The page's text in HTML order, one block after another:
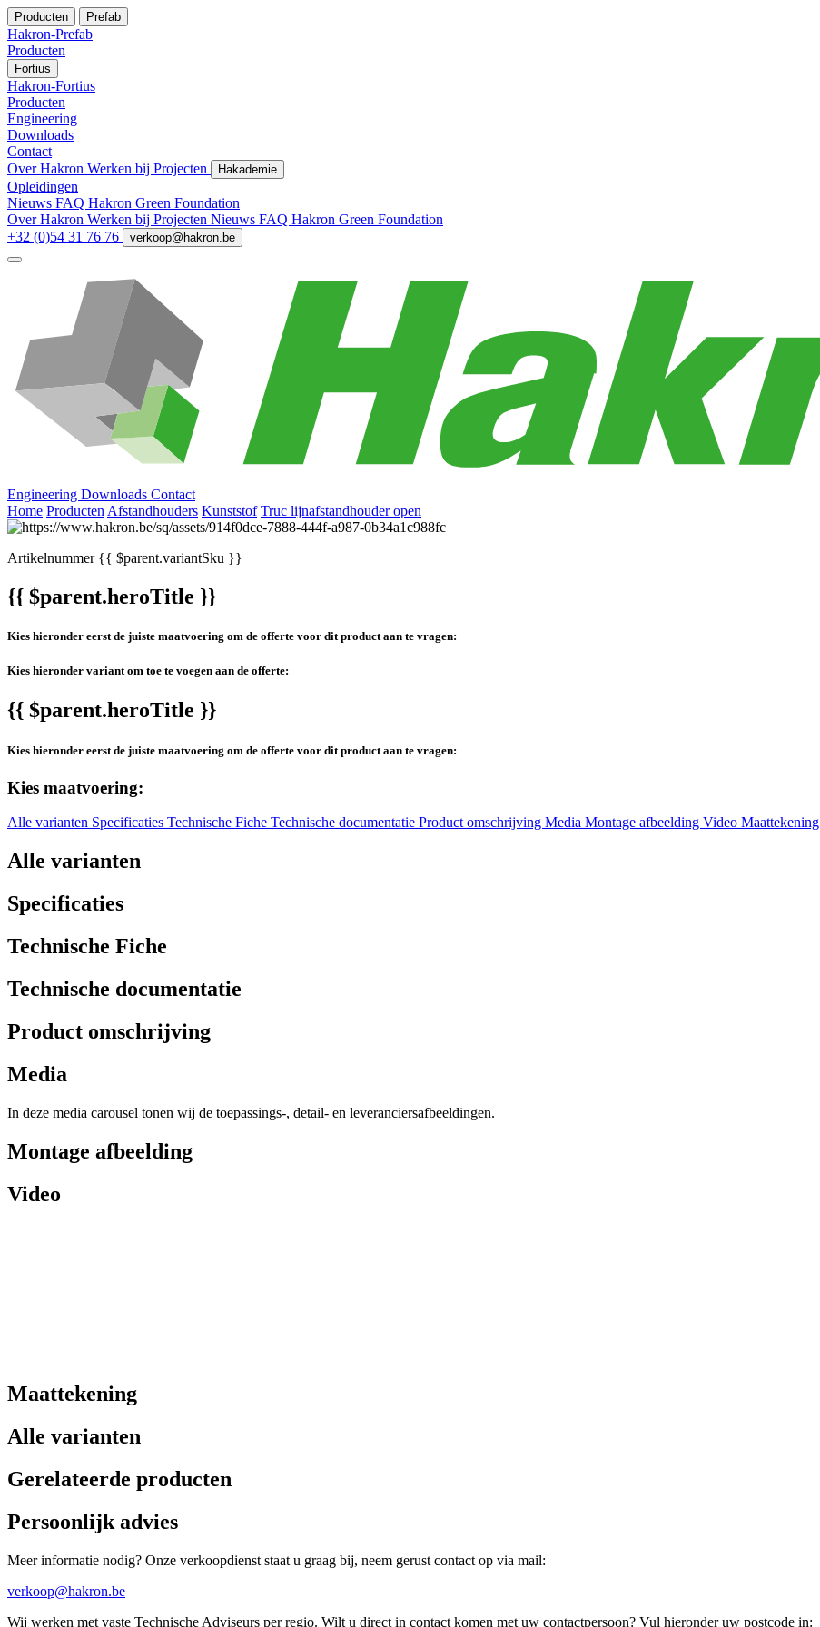
Producten Prefab
Hakron-Prefab
Producten
Fortius
Hakron-Fortius
Producten
Engineering
Downloads
Contact
Over Hakron Werken bij Projecten Hakademie
Opleidingen
Nieuws FAQ Hakron Green Foundation
Over Hakron Werken bij Projecten Nieuws FAQ Hakron Green Foundation
+32 (0)54 31 76 76
verkoop@hakron.be
Engineering Downloads Contact
Home Producten Afstandhouders Kunststof Truc lijnafstandhouder open
Artikelnummer{{ $parent.variantSku }}
{{ $parent.heroTitle }}
Kies hieronder eerst de juiste maatvoering om de offerte voor dit product aan te vragen:
Kies hieronder variant om toe te voegen aan de offerte:
{{ $parent.heroTitle }}
Kies hieronder eerst de juiste maatvoering om de offerte voor dit product aan te vragen:
Kies maatvoering:
Alle varianten Specificaties Technische Fiche Technische documentatie Product omschrijving Media Montage afbeelding Video Maattekening
Alle varianten
Specificaties
Technische Fiche
Technische documentatie
Product omschrijving
Media
In deze media carousel tonen wij de toepassings-, detail- en leveranciersafbeeldingen.
Montage afbeelding
Video
Maattekening
Alle varianten
Gerelateerde producten
Persoonlijk advies
Meer informatie nodig? Onze verkoopdienst staat u graag bij, neem gerust contact op via mail:
verkoop@hakron.be
Wij werken met vaste Technische Adviseurs per regio. Wilt u direct in contact komen met uw contactpersoon? Vul hieronder uw postcode in: